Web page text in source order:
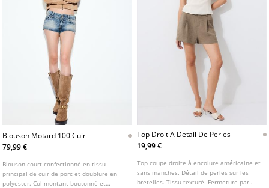
Blouson Motard 100 Cuir
79,99 €
Blouson court confectionné en tissu
principal de cuir de porc et doublure en
polyester. Col montant boutonné et
Top Droit A Detail De Perles
19,99 €
Top coupe droite à encolure américaine et
sans manches. Détail de perles sur les
bretelles. Tissu texturé. Fermeture par